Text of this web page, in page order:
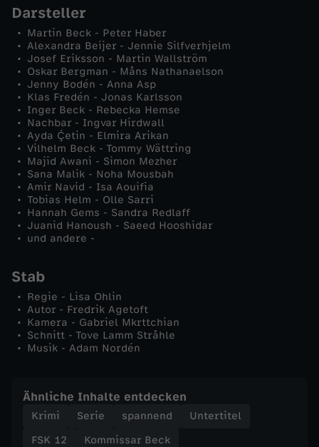
r
r
a
Darsteller
Martin Beck - Peter Haber
Alexandra Beijer - Jennie Silfverhjelm
Josef Eriksson - Martin Wallström
Oskar Bergman - Måns Nathanaelson
Jenny Bodén - Anna Asp
Klas Fredén - Jonas Karlsson
Inger Beck - Rebecka Hemse
Nachbar - Ingvar Hirdwall
Ayda Ḉetin - Elmira Arikan
Vilhelm Beck - Tommy Wättring
Majid Awani - Simon Mezher
Sana Malik - Noha Mousbah
Amir Navid - Isa Aouifia
Tobias Helm - Olle Sarri
Hannah Gems - Sandra Redlaff
Juanid Hanoush - Saeed Hooshidar
und andere -
Stab
Regie - Lisa Ohlin
Autor - Fredrik Agetoft
Kamera - Gabriel Mkrttchian
Schnitt - Tove Lamm Stråhle
Musik - Adam Nordén
Ähnliche Inhalte entdecken
Krimi Serie spannend
Untertitel
FSK 12
Kommissar Beck